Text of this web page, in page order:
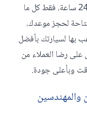
نوفر لك أفضل خدمة عملاء على مدار 24 ساعة، فقط كل ما
لحجز موعدك،
بها لسيارتك بأفضل
على رضا العملاء من
وبأعلى جودة.
والمهندسين